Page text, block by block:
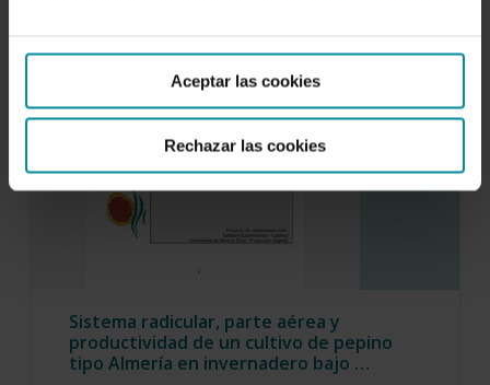
Aceptar las cookies
Rechazar las cookies
Sistema radicular, parte aérea y
productividad de un cultivo de pepino
tipo Almería en invernadero bajo …